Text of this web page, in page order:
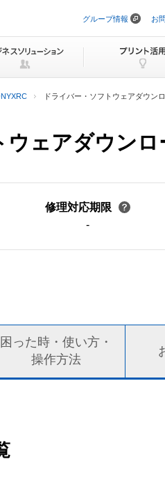
ビ
ョ
ッ
プ
グループ情報 お
ドライバー・ソフトウェアダウン
ェアダウンロ
修理対応期限
-
困った時・使い方・
操作方法